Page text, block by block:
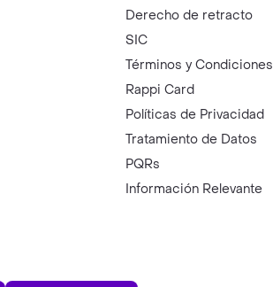
Derecho de retracto
SIC
Términos y Condiciones
Rappi Card
Políticas de Privacidad
Tratamiento de Datos
PQRs
Información Relevante